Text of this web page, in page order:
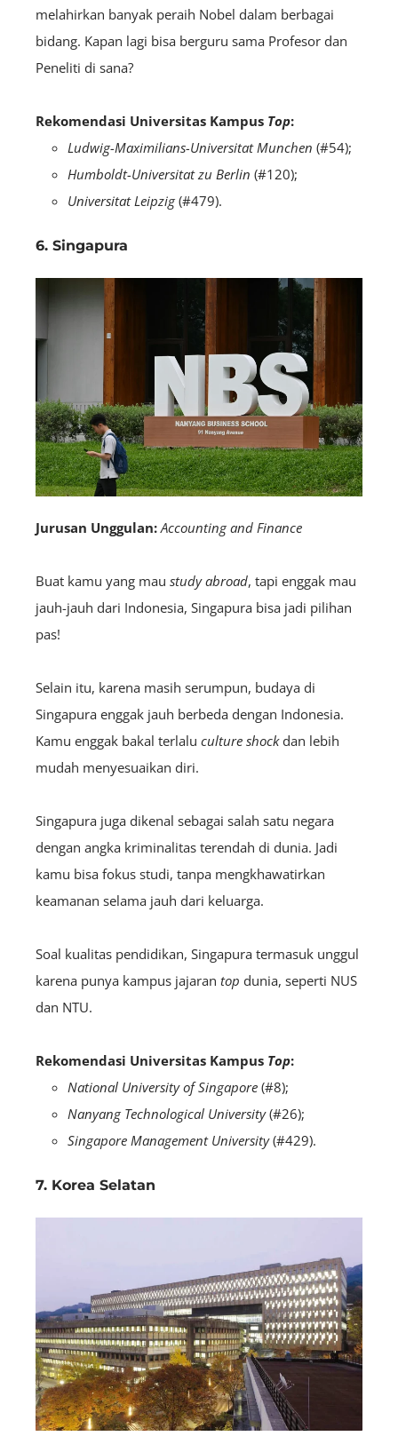
melahirkan banyak peraih Nobel dalam berbagai
bidang. Kapan lagi bisa berguru sama Profesor dan
Peneliti di sana?
Rekomendasi Universitas Kampus Top:
Ludwig-Maximilians-Universitat Munchen (#54);
Humboldt-Universitat zu Berlin (#120);
Universitat Leipzig(#479).
6. Singapura
Jurusan Unggulan: Accounting and Finance
Buat kamu yang mau study abroad, tapi enggak mau
jauh-jauh dari Indonesia, Singapura bisa jadi pilihan
pas!
Selain itu, karena masih serumpun, budaya di
Singapura enggak jauh berbeda dengan Indonesia.
Kamu enggak bakal terlalu culture shockdan lebih
mudah menyesuaikan diri.
Singapura juga dikenal sebagai salah satu negara
dengan angka kriminalitas terendah di dunia. Jadi
kamu bisa fokus studi, tanpa mengkhawatirkan
keamanan selama jauh dari keluarga.
Soal kualitas pendidikan, Singapura termasuk unggul
karena punya kampus jajaran top dunia, seperti NUS
dan NTU.
Rekomendasi Universitas Kampus Top:
National University of Singapore (#8);
Nanyang Technological University(#26);
Singapore Management University(#429).
7. Korea Selatan